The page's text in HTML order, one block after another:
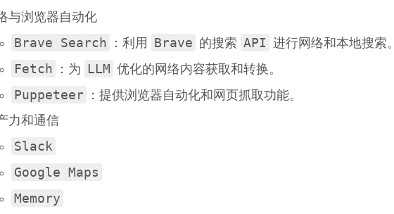
与浏览器自动化
Brave Search ：利用 Brave 的搜索 API 进行网络和本地搜索。
Fetch ：为 LLM 优化的网络内容获取和转换。
Puppeteer
：提供浏览器自动化和网页抓取功能。
力和通信
Slack
Google Maps
Memory